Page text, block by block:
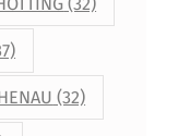
(32)